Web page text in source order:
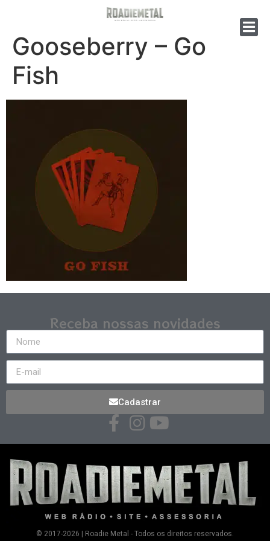
Gooseberry – Go
Fish
Receba nossas novidades
Cadastrar
© 2017-2026 | Roadie Metal - Todos os direitos reservados.